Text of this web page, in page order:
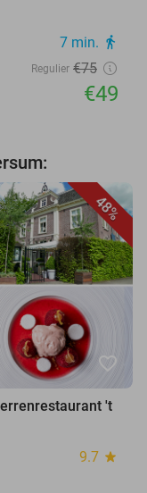
7 min. directions_walk
Regulier €75
€49
48%
favorite_border
't
9.7 star